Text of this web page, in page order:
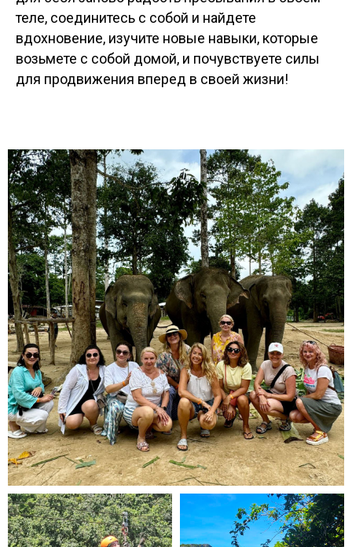
теле, соединитесь с собой и найдете
вдохновение, изучите новые навыки, которые
возьмете с собой домой, и почувствуете силы
для продвижения вперед в своей жизни!